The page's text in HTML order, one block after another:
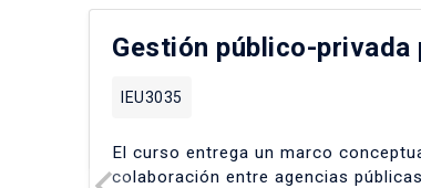
Gestión público-
IEU3035
El curso entrega un marco
colaboración entre agencias